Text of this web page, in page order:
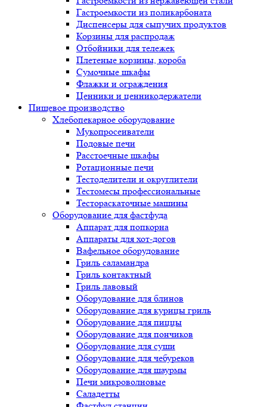
Гастроемкости из поликарбоната
Диспенсеры для сыпучих продуктов
Корзины для распродаж
Отбойники для тележек
Плетеные корзины, короба
Сумочные шкафы
Флажки и ограждения
Ценники и ценникодержатели
Пищевое производство
Хлебопекарное оборудование
Мукопросеиватели
Подовые печи
Расстоечные шкафы
Ротационные печи
Тестоделители и округлители
Тестомесы профессиональные
Тестораскаточные машины
Оборудование для фастфуда
Аппарат для попкорна
Аппараты для хот-догов
Вафельное оборудование
Гриль саламандра
Гриль контактный
Гриль лавовый
Оборудование для блинов
Оборудование для курицы гриль
Оборудование для пиццы
Оборудование для пончиков
Оборудование для суши
Оборудование для чебуреков
Оборудование для шаурмы
Печи микроволновые
Саладетты